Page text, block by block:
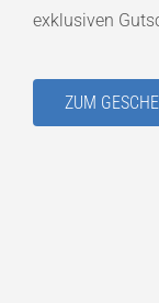
exklusiven
ZUM